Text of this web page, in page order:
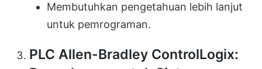
Membutuhkan pengetahuan lebih lanjut
untuk pemrograman.
PLC Allen-Bradley ControlLogix: